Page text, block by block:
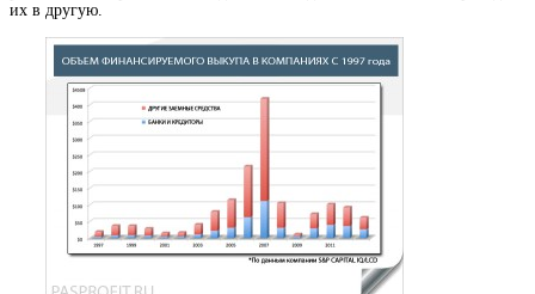
их в другую.